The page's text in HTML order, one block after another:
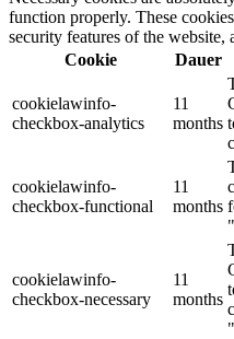
function properly. These
security features of the website,
Cookie
Dauer
cookielawinfo-
checkbox-analytics
11
months
cookielawinfo-
checkbox-functional
11
months
cookielawinfo-
checkbox-necessary
11
months